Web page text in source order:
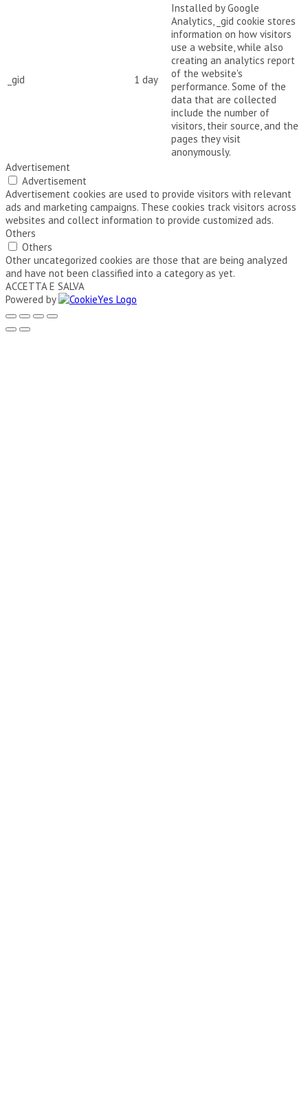
_gid 1 day
Installed by Google
Analytics, _gid cookie stores
information on how visitors
use a website, while also
creating an analytics report
of the website's
performance. Some of the
data that are collected
include the number of
visitors, their source, and the
pages they visit
anonymously.
Advertisement
Advertisement
Advertisement cookies are used to provide visitors with relevant
ads and marketing campaigns. These cookies track visitors across
websites and collect information to provide customized ads.
Others
Others
Other uncategorized cookies are those that are being analyzed
and have not been classified into a category as yet.
ACCETTA E SALVA
Powered by